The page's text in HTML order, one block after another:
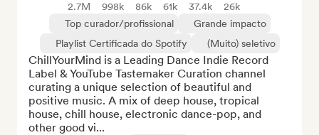
2.7M 998k 86k 61k 37.4k
26k
Top curador/profissional
Grande impacto
Playlist Certificada do Spotify
(Muito) seletivo
ChillYourMind is a Leading Dance Indie Record
Label & YouTube Tastemaker Curation channel
curating a unique selection of beautiful and
positive music. A mix of deep house, tropical
house, chill house, electronic dance-pop, and
other good vi...